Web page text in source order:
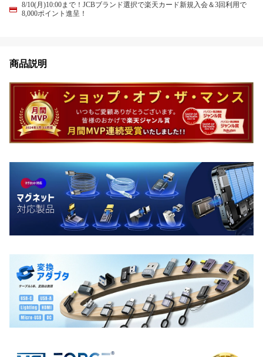
8/10(月)10:00まで！JCBブランド選択で楽天カード新規入会＆3回利用で
8,000ポイント進呈！
商品説明